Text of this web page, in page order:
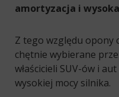
amortyzacja i
Z tego względu opony
chętnie wybierane
właścicieli SUV-ów i
wysokiej mocy silnika.